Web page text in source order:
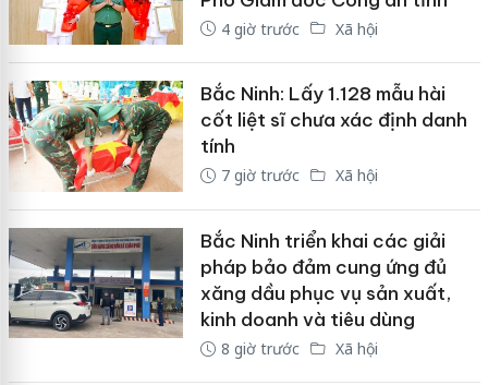
4 giờ trước Xã hội
Bắc Ninh: Lấy 1.128 mẫu hài
cốt liệt sĩ chưa xác định danh
tính
7 giờ trước Xã hội
Bắc Ninh triển khai các giải
pháp bảo đảm cung ứng đủ
xăng dầu phục vụ sản xuất,
kinh doanh và tiêu dùng
8 giờ trước Xã hội